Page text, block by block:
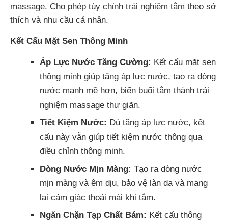
massage. Cho phép tùy chỉnh trải nghiệm tắm theo sở
thích và nhu cầu cá nhân.
Kết Cấu Mặt Sen Thông Minh
Áp Lực Nước Tăng Cường: Kết cấu mặt sen
thông minh giúp tăng áp lực nước, tạo ra dòng
nước mạnh mẽ hơn, biến buổi tắm thành trải
nghiệm massage thư giãn.
Tiết Kiệm Nước: Dù tăng áp lực nước, kết
cấu này vẫn giúp tiết kiệm nước thông qua
điều chỉnh thông minh.
Dòng Nước Mịn Màng: Tạo ra dòng nước
mịn màng và êm dịu, bảo vệ làn da và mang
lại cảm giác thoải mái khi tắm.
Ngăn Chặn Tạp Chất Bám: Kết cấu thông